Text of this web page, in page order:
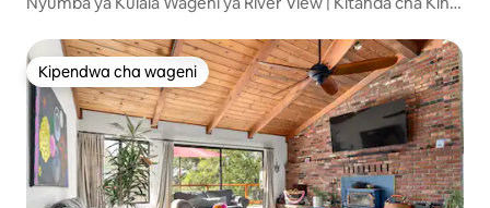
Kipendwa cha wageni
Kipendwa cha wageni